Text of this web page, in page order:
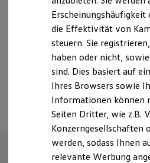
VW Connect für
VW Connect für
Connect Pro
Fleet Interface
Multistop
Übersicht
Hilfreiches für Besitzer
Fahrerassistenz-
Kontrollleuchten
Kurzfahrprofile und
Batterieverordnung
XTL-
Ersatzteile und
Original Zubehör und
+49 951 9333333
Termin
Erscheinungshäufigkeit
die Effektivität von
steuern. Sie
haben oder nicht,
sind. Dies basiert auf
Ihres Browsers sowie
Informationen können
Seiten Dritter, wie z.B.
Konzerngesellschaften
werden, sodass Ihnen
relevante Werbung